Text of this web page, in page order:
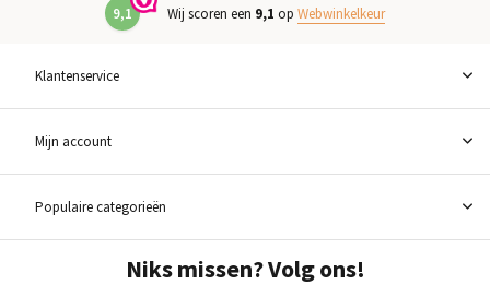
9,1 Wij scoren een 9,1 op Webwinkelkeur
Klantenservice
Mijn account
Populaire categorieën
Niks missen? Volg ons!